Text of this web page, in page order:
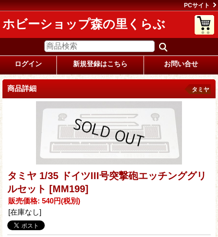
PCサイト
ホビーショップ森の里くらぶ
ログイン 新規登録はこちら お問い合せ
商品詳細 タミヤ
タミヤ 1/35 ドイツIII号突撃砲エッチンググリ
ルセット [MM199]
販売価格: 540円(税別)
[在庫なし]